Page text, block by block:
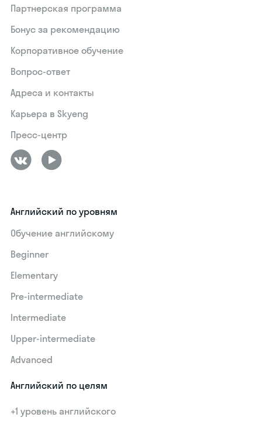
Партнерская программа
Бонус за рекомендацию
Корпоративное обучение
Вопрос-ответ
Адреса и контакты
Карьера в Skyeng
Пресс-центр
Английский по уровням
Обучение английскому
Beginner
Elementary
Pre-intermediate
Intermediate
Upper-intermediate
Advanced
Английский по целям
+1 уровень английского